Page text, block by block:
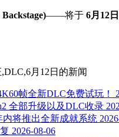
——将于 6月12日
月12日 的新闻
帧全新DLC免费试玩！
全部升级以及DLC收录
内将推出全新成就系统
2026-08-06